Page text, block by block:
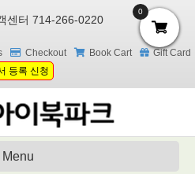
센터 714-266-0220
Checkout Book Cart
Gift Card
등록 신청
Menu
0